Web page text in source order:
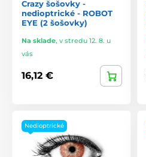
Crazy šošovky -
nedioptrické - ROBOT
EYE (2 šošovky)
Na sklade, v stredu 12. 8. u
vás
16,12 €
Nedioptrické